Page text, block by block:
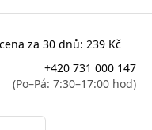
za 30 dnů: 239 Kč
+420 731 000 147
(Po–Pá: 7:30–17:00 hod)